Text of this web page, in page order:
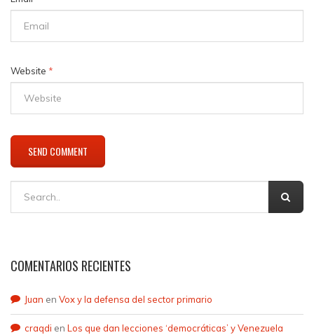
Website *
COMENTARIOS RECIENTES
Juan en Vox y la defensa del sector primario
craqdi en Los que dan lecciones ‘democráticas’ y Venezuela